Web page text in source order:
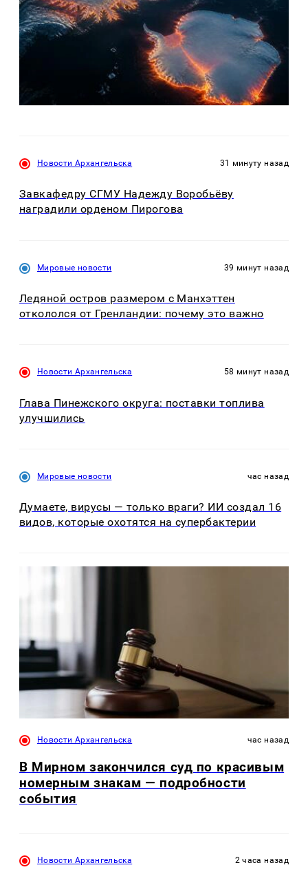
Новости Архангельска 31 минуту назад
Завкафедру СГМУ Надежду Воробьёву
наградили орденом Пирогова
Мировые новости 39 минут назад
Ледяной остров размером с Манхэттен
откололся от Гренландии: почему это важно
Новости Архангельска 58 минут назад
Глава Пинежского округа: поставки топлива
улучшились
Мировые новости час назад
Думаете, вирусы — только враги? ИИ создал 16
видов, которые охотятся на супербактерии
Новости Архангельска час назад
В Мирном закончился суд по красивым
номерным знакам — подробности
события
Новости Архангельска 2 часа назад